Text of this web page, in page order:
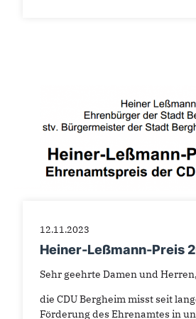
12.11.2023
Heiner-Leßmann-Preis
Sehr geehrte Damen und Herren,
die CDU Bergheim misst seit
Förderung des Ehrenamtes in